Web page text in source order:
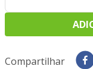
Compartilhar